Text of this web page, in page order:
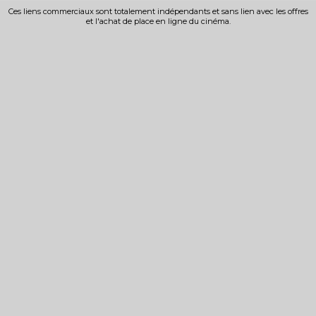
Ces liens commerciaux sont totalement indépendants et sans lien avec les offres
et l'achat de place en ligne du cinéma.